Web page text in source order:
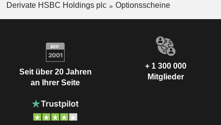
Derivate HSBC Holdings plc
Optionsscheine
Seit über 20 Jahren
an Ihrer Seite
+ 1 300 000
Mitglieder